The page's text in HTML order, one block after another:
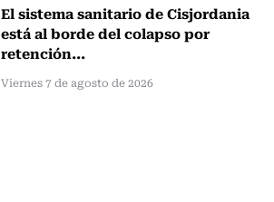
El sistema sanitario de Cisjordania
está al borde del colapso por
retención...
Viernes 7 de agosto de 2026